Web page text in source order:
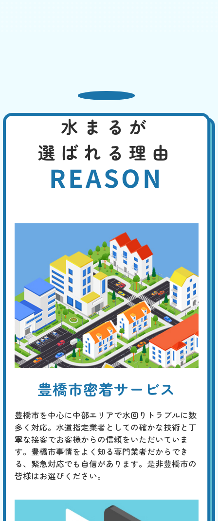
使用するなどで、対策できます。先ずは、どこから水漏れしているかを
トイレの水がとまらない
基本料
3,000 円 W
EB
限
定
割
作業費
2,200円
合計 2,200
い。
手洗い管から水がでない
基本料
3,000円 W
EB
限
定
割
引
作業費
3,300 円
部品代
0円〜
合計 3,300 円〜
トイレタンクのレバーやボタンを押しても水が流れない場合は、内蔵フ
ィルターの目詰まり、ジャバラホースの異常、タンク内のボールタップ
の故障、ダイヤフラムの故障などが原因と考えられます。 先ずはタン
クのフタを開けて内部を点検し、どの部分が原因かを特定してくださ
い。
基本料
3,000 W
限
定
割
引
作業費
4,400円
合計 4,400円〜
「チョロチョロ」「カラカラ」「シューシュー」はタンク内の部品の劣
化、「ゴボゴボ」「ゴー」「ブーン」は配管のつまりや劣化、「ゴンゴ
ン」「ガンッ」は水道管内圧力の急激な変化によるウォーターハンマー
現象、「コンコン」「カンカン」は冬場に発生する排水管の膨張などが
原因と考えられます。専門の業者による適切な対策が必要です。
水まるが
選ばれる理由
REASON
豊橋市密着サービス
豊橋市を中心に中部エリアで水回りトラブルに数
多く対応。水道指定業者としての確かな技術と丁
寧な接客でお客様からの信頼をいただいていま
す。豊橋市事情をよく知る専門業者だからでき
る、緊急対応でも自信があります。是非豊橋市の
皆様はお選びください。